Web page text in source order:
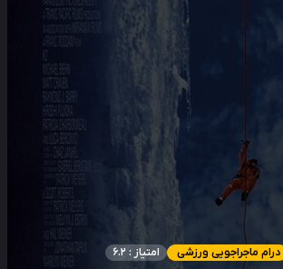
ماجراجویی ورزشی امتیاز : 6.2